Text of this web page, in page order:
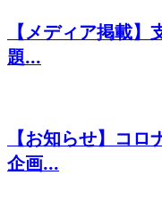
【メディア掲載
題...
【お知らせ】コ
企画...